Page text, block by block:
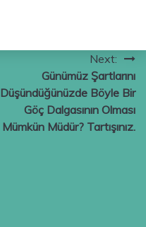
Next:
Günümüz Şartlarını
Düşündüğünüzde Böyle Bir
Göç Dalgasının Olması
Mümkün Müdür? Tartışınız.